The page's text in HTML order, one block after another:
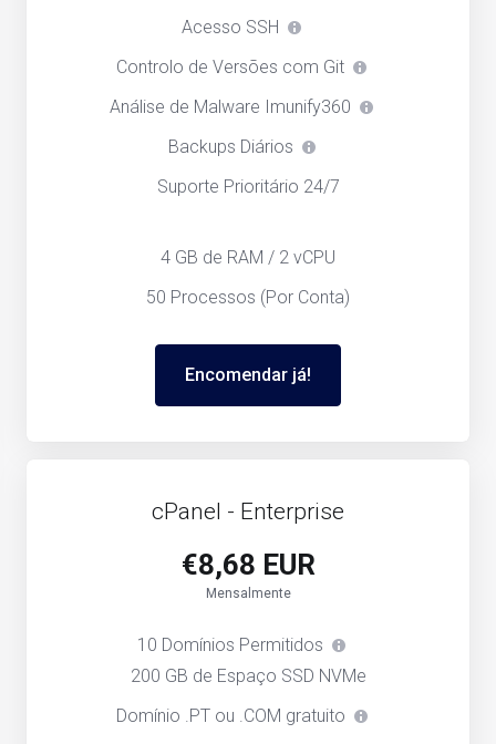
Acesso SSH
Controlo de Versões com Git
Análise de Malware Imunify360
Backups Diários
Suporte Prioritário 24/7
4 GB de RAM / 2 vCPU
50 Processos (Por Conta)
Encomendar já!
cPanel - Enterprise
€8,68 EUR
Mensalmente
10 Domínios Permitidos
200 GB de Espaço SSD NVMe
Domínio .PT ou .COM gratuito